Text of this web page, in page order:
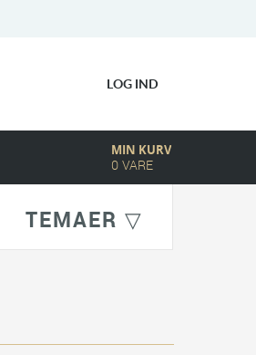
LOG IND
MIN KURV
0 VARE
TEMAER ▽